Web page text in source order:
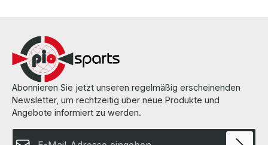
Details finden Sie auf den Seiten des Herstellers.
Abonnieren Sie jetzt unseren regelmäßig erscheinenden
Newsletter, um rechtzeitig über neue Produkte und
Angebote informiert zu werden.